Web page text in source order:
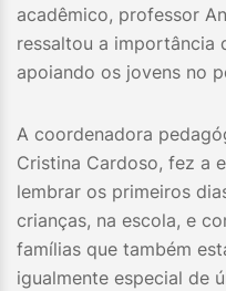
acadêmico, professor
ressaltou a importância
apoiando os jovens no
A coordenadora
Cristina Cardoso, fez a
lembrar os primeiros
crianças, na escola, e
famílias que também
igualmente especial de